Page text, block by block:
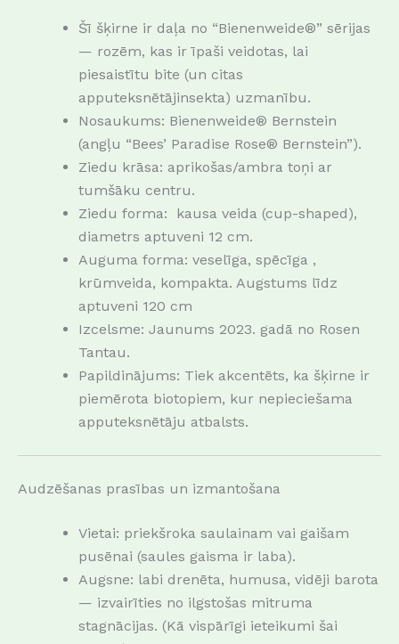
Šī šķirne ir daļa no “Bienenweide®” sērijas
— rozēm, kas ir īpaši veidotas, lai
piesaistītu bite (un citas
apputeksnētājinsekta) uzmanību.
Nosaukums: Bienenweide® Bernstein
(angļu “Bees’ Paradise Rose® Bernstein”).
Ziedu krāsa: aprikošas/ambra toņi ar
tumšāku centru.
Ziedu forma: kausa veida (cup-shaped),
diametrs aptuveni 12 cm.
Auguma forma: veselīga, spēcīga ,
krūmveida, kompakta. Augstums līdz
aptuveni 120 cm
Izcelsme: Jaunums 2023. gadā no Rosen
Tantau.
Papildinājums: Tiek akcentēts, ka šķirne ir
piemērota biotopiem, kur nepieciešama
apputeksnētāju atbalsts.
Audzēšanas prasības un izmantošana
Vietai: priekšroka saulainam vai gaišam
pusēnai (saules gaisma ir laba).
Augsne: labi drenēta, humusa, vidēji barota
— izvairīties no ilgstošas mitruma
stagnācijas. (Kā vispārīgi ieteikumi šai